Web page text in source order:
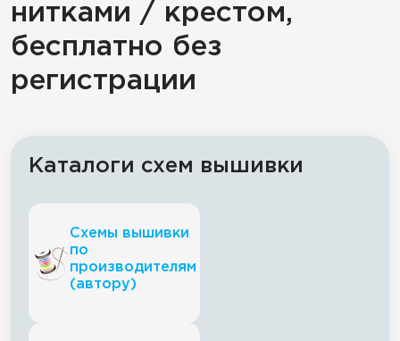
нитками / крестом,
бесплатно без
регистрации
Каталоги схем вышивки
Схемы вышивки
по
производителям
(автору)